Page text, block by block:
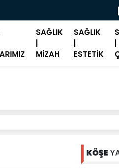
Merz: "Hastalık
SAĞLIK
MİZAH
SAĞLIK
ESTETİK
KÖŞE